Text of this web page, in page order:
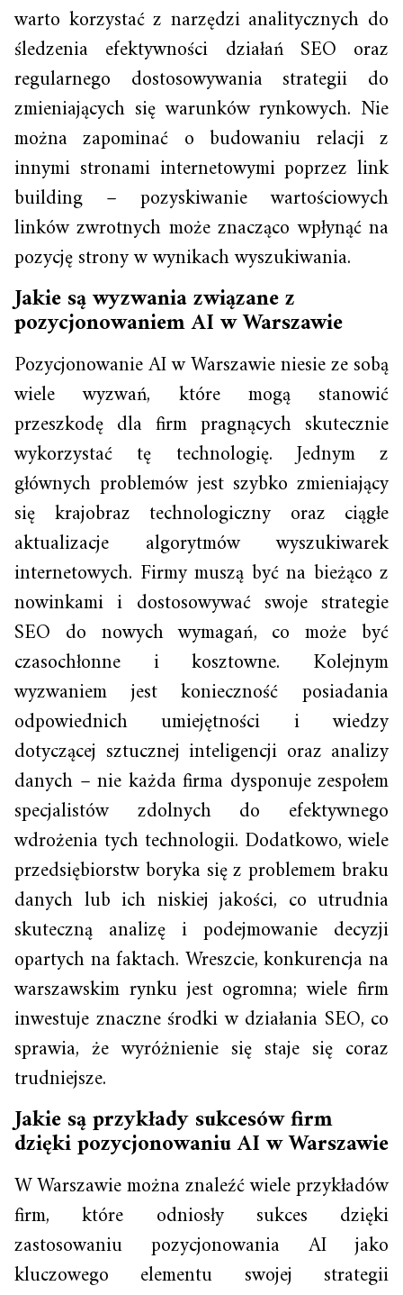
warto korzystać z narzędzi analitycznych do
śledzenia efektywności działań SEO oraz
regularnego dostosowywania strategii do
zmieniających się warunków rynkowych. Nie
można zapominać o budowaniu relacji z
innymi stronami internetowymi poprzez link
building – pozyskiwanie wartościowych
linków zwrotnych może znacząco wpłynąć na
pozycję strony w wynikach wyszukiwania.
Jakie są wyzwania związane z
pozycjonowaniem AI w Warszawie
Pozycjonowanie AI w Warszawie niesie ze sobą
wiele wyzwań, które mogą stanowić
przeszkodę dla firm pragnących skutecznie
wykorzystać tę technologię. Jednym z
głównych problemów jest szybko zmieniający
się krajobraz technologiczny oraz ciągłe
aktualizacje algorytmów wyszukiwarek
internetowych. Firmy muszą być na bieżąco z
nowinkami i dostosowywać swoje strategie
SEO do nowych wymagań, co może być
czasochłonne i kosztowne. Kolejnym
wyzwaniem jest konieczność posiadania
odpowiednich umiejętności i wiedzy
dotyczącej sztucznej inteligencji oraz analizy
danych – nie każda firma dysponuje zespołem
specjalistów zdolnych do efektywnego
wdrożenia tych technologii. Dodatkowo, wiele
przedsiębiorstw boryka się z problemem braku
danych lub ich niskiej jakości, co utrudnia
skuteczną analizę i podejmowanie decyzji
opartych na faktach. Wreszcie, konkurencja na
warszawskim rynku jest ogromna; wiele firm
inwestuje znaczne środki w działania SEO, co
sprawia, że wyróżnienie się staje się coraz
trudniejsze.
Jakie są przykłady sukcesów firm
dzięki pozycjonowaniu AI w Warszawie
W Warszawie można znaleźć wiele przykładów
firm, które odniosły sukces dzięki
zastosowaniu pozycjonowania AI jako
kluczowego elementu swojej strategii